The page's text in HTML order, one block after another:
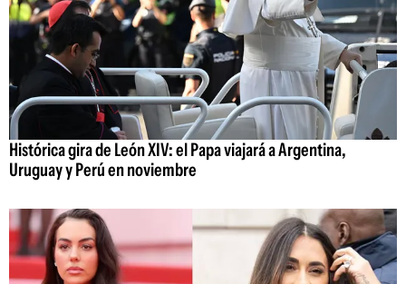
Histórica gira de León XIV: el Papa viajará a Argentina,
Uruguay y Perú en noviembre